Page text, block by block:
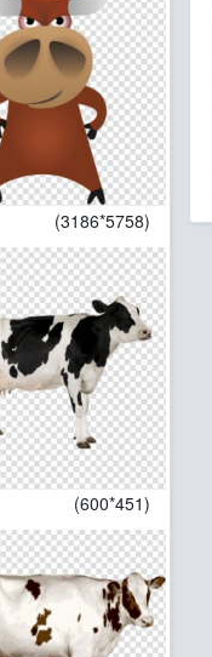
(3186*5758)
(600*451)